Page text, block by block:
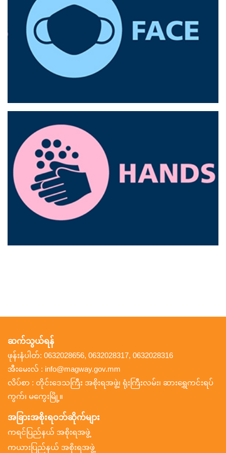
ဆက်သွယ်ရန်
ဖုန်းနံပါတ်: 0632028656, 0632028317, 0632028316
အီးမေးလ် : info@magway.gov.mm
လိပ်စာ : တိုင်းဒေသကြီး အစိုးရအဖွဲ့၊ ရုံးကြီးလမ်း၊ ဆားရွှေကင်းရပ်
ကွက်၊ မကွေးမြို့။
အခြားအစိုးရဝဘ်ဆိုက်များ
ကရင်ပြည်နယ် အစိုးရအဖွဲ့
ကယားပြည်နယ် အစိုးရအဖွဲ့